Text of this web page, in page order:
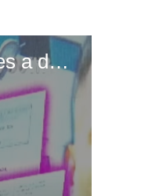
Patty Wong es acusada de deber más de 100 mil soles a dueño de local donde funcionaba su chifa.